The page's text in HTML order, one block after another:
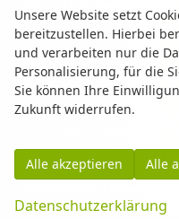
Weitere Informationen zum
spezifischen CO 2 -Emissionen und
können dem 'Leitfaden über den
spezifischen CO 2
-Emissionen und
entnommen werden, der an allen
Allgäu,+49-7522-77114-0
Unsere Website setzt
bereitzustellen. Hierbei
und verarbeiten nur die
Personalisierung, für die
Sie können Ihre
Zukunft widerrufen.
Alle akzeptieren Alle
Datenschutzerklärung